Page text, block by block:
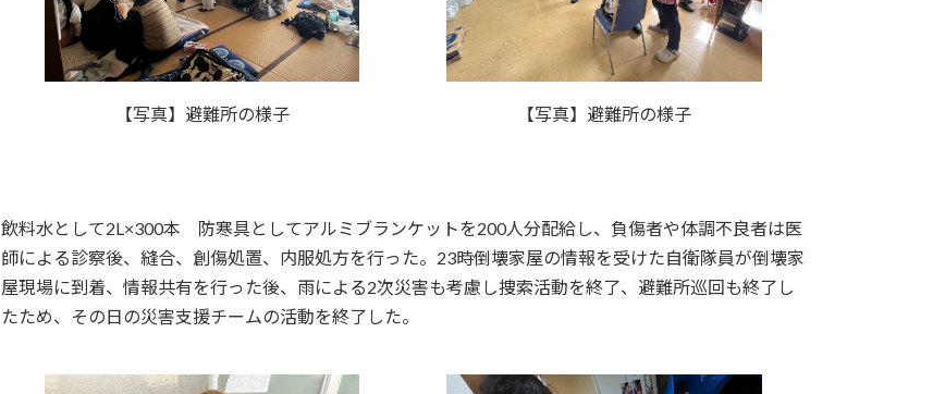
【写真】避難所の様子 【写真】避難所の様子
飲料水として2L×300本 防寒具としてアルミブランケットを200人分配給し、負傷者や体調不良者は医
師による診察後、縫合、創傷処置、内服処方を行った。23時倒壊家屋の情報を受けた自衛隊員が倒壊家
屋現場に到着、情報共有を行った後、雨による2次災害も考慮し捜索活動を終了、避難所巡回も終了し
たため、その日の災害支援チームの活動を終了した。